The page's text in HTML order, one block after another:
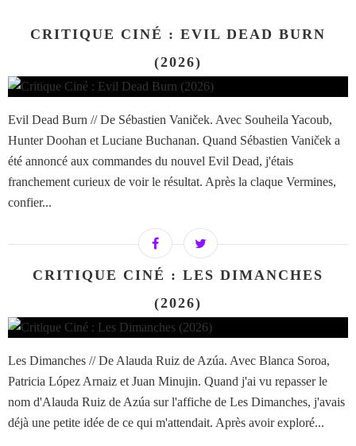
CRITIQUE CINÉ : EVIL DEAD BURN
(2026)
Evil Dead Burn // De Sébastien Vaniček. Avec Souheila Yacoub,
Hunter Doohan et Luciane Buchanan. Quand Sébastien Vaniček a
été annoncé aux commandes du nouvel Evil Dead, j'étais
franchement curieux de voir le résultat. Après la claque Vermines,
confier...
CRITIQUE CINÉ : LES DIMANCHES
(2026)
Les Dimanches // De Alauda Ruiz de Azúa. Avec Blanca Soroa,
Patricia López Arnaiz et Juan Minujin. Quand j'ai vu repasser le
nom d'Alauda Ruiz de Azúa sur l'affiche de Les Dimanches, j'avais
déjà une petite idée de ce qui m'attendait. Après avoir exploré...